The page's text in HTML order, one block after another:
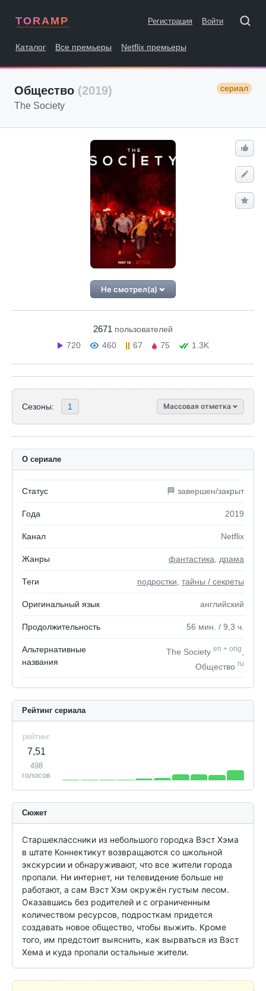
TORAMP Регистрация Войти
Каталог Все премьеры Netflix премьеры
Общество (2019) сериал
The Society
Не смотрел(а)
2671 пользователей
720
460 67 75 1.3K
Сезоны: 1 Массовая отметка
О сериале
Статус 🏁 завершен/закрыт
Года 2019
Канал Netflix
Жанры фантастика драма
Теги подростки тайны / секреты
Оригинальный язык английский
Продолжительность 56 мин. / 9,3 ч.
Альтернативные
названия
The Society en + orig
Общество ru
Рейтинг сериала
рейтинг
7,51
498
голосов
Сюжет
Старшеклассники из небольшого городка Вэст Хэма
в штате Коннектикут возвращаются со школьной
экскурсии и обнаруживают, что все жители города
пропали. Ни интернет, ни телевидение больше не
работают, а сам Вэст Хэм окружён густым лесом.
Оказавшись без родителей и с ограниченным
количеством ресурсов, подросткам придется
создавать новое общество, чтобы выжить. Кроме
того, им предстоит выяснить, как вырваться из Вэст
Хема и куда пропали остальные жители.